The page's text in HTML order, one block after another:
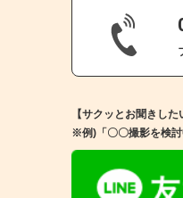
【サクッとお聞きし
※例)「〇〇撮影を検